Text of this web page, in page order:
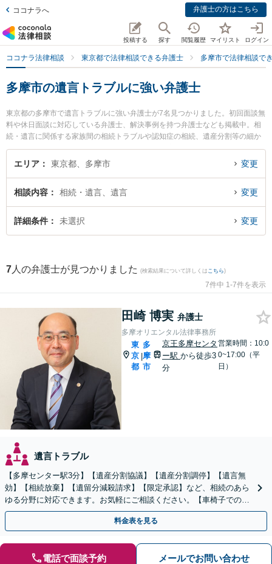
ココナラへ 弁護士の方はこちら
投稿する 探す 閲覧履歴 マイリスト ログイン
ココナラ法律相談 東京都で法律相談できる弁護士 多摩市で法律相談で
多摩市の遺言トラブルに強い弁護士
東京都の多摩市で遺言トラブルに強い弁護士が7名見つかりました。初回面談無
料や休日面談に対応している弁護士、解決事例を持つ弁護士なども掲載中。相
続・遺言に関係する家族間の相続トラブルや認知症の相続、遺産分割等の細か
な分野での絞り込み検索もでき便利です。特に多摩オリエンタル法律事務所の
田崎 博実弁護士や古林法律事務所の古林 弘行弁護士、弁護士法人本間総合法律
ブルのトラブルを今すぐに弁護士に相談したい』『遺言トラブルのトラブル解
決の実績豊富な近くの弁護士を検索したい』『初回相談無料で遺言トラブルを
法律相談できる多摩市内の弁護士に相談予約したい』などでお困りの相談者さ
エリア 東京都、多摩市 変更
相談内容 相続・遺言、遺言 変更
詳細条件 未選択 変更
7 人の弁護士が見つかりました (検索結果について詳しくは こちら)
7件中 1-7件を表示
田崎 博実 弁護士
多摩オリエンタル法律事務所
東
京
都
|
多
摩
市
京王多摩センタ
ー駅から徒歩3
分
営業時間：10:0
0~17:00（平
日）
遺言トラブル
【多摩センター駅3分】【遺産分割協議】【遺産分割調停】【遺言無
効】【相続放棄】【遺留分減殺請求】【限定承認】など、相続のあら
ゆる分野に対応できます。お気軽にご相談ください。【車椅子での来
所可能】
料金表を見る
電話で面談予約 メールでお問い合わせ